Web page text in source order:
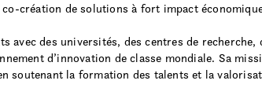
création de solutions à fort impact
des universités, des centres de recherche,
d’innovation de classe mondiale. Sa
soutenant la formation des talents et la